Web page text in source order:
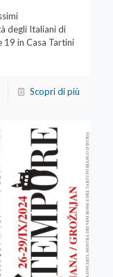
degli Italiani di
in Casa Tartini
Scopri di più